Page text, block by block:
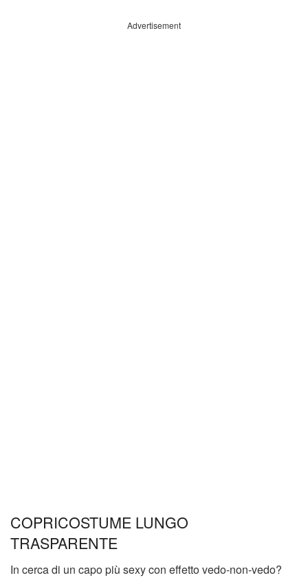
Advertisement
COPRICOSTUME LUNGO
TRASPARENTE
In cerca di un capo più sexy con effetto vedo-non-vedo?